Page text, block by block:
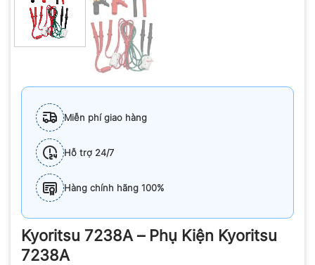
Miễn phí giao hàng
Hỗ trợ 24/7
Hàng chính hãng 100%
Kyoritsu 7238A – Phụ Kiện Kyoritsu
7238A